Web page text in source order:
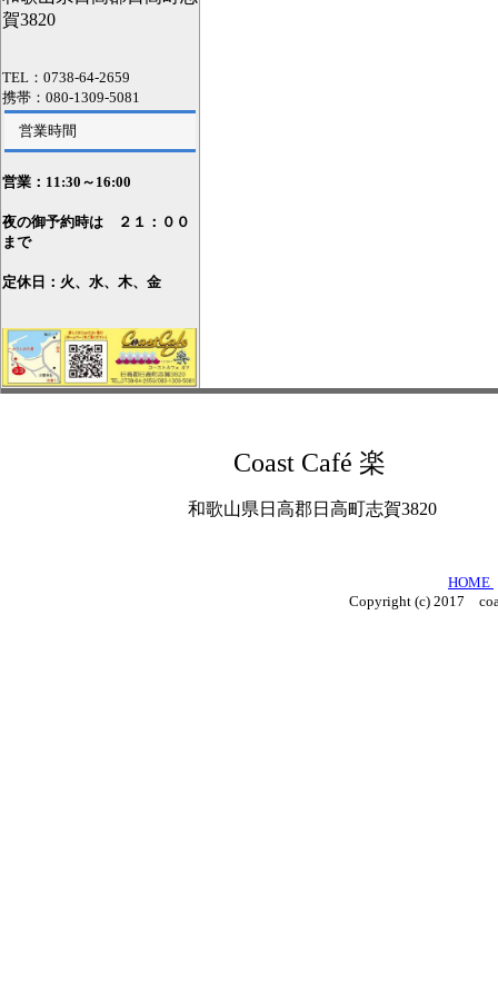
賀3820
TEL：0738-64-2659
携帯：080-1309-5081
営業時間
営業：11:30～16:00
夜の御予約時は ２１：００
まで
定休日：火、水、木、金
Coast Café 楽
和歌山県日高郡日高町志賀3820
HOME
Copyright (c) 2017